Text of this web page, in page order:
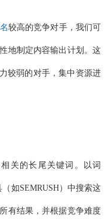
较高的竞争对手，我们可
地制定内容输出计划。这
较弱的对手，集中资源进
关的长尾关键词。以词
如SEMRUSH）中搜索这
有结果，并根据竞争难度